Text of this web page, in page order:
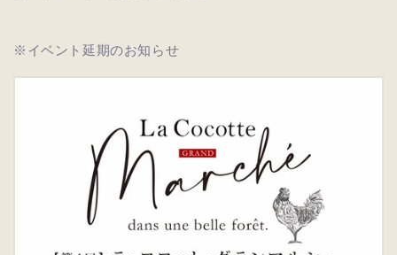
※イベント延期のお知らせ